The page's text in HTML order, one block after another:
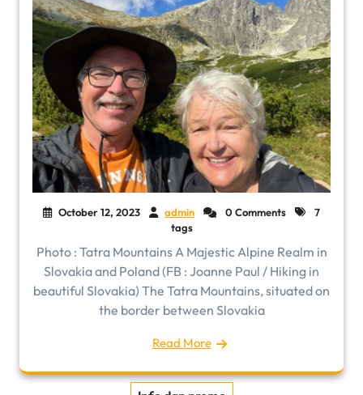
October 12, 2023 admin 0 Comments
7
tags
Photo : Tatra Mountains A Majestic Alpine Realm in
Slovakia and Poland (FB : Joanne Paul / Hiking in
beautiful Slovakia) The Tatra Mountains, situated on
the border between Slovakia
Read More